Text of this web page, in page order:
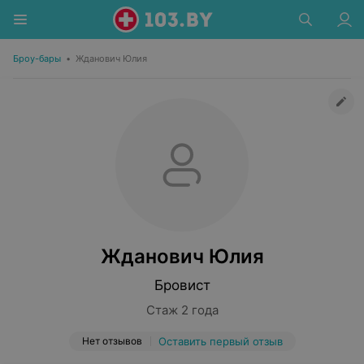
Броу-бары • Жданович Юлия
Жданович Юлия
Бровист
Стаж 2 года
Нет отзывов Оставить первый отзыв